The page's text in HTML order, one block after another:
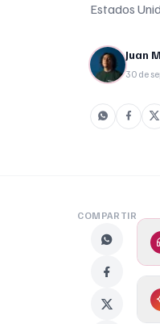
Estados
Juan
30 de
COMPARTIR